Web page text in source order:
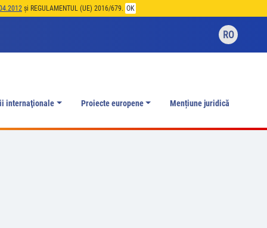
și REGULAMENTUL (UE) 2016/679. OK
RO
internaţionale Proiecte europene Mențiune juridică